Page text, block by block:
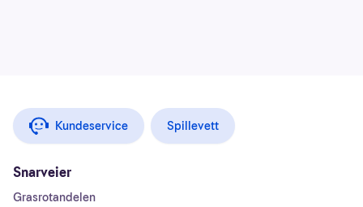
Kundeservice Spillevett
Snarveier
Grasrotandelen